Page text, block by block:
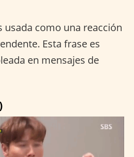
usada como una reacción
Esta frase es
en mensajes de